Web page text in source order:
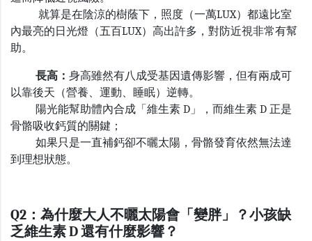
就算是在陰涼的樹蔭下，照度（一萬LUX）都遠比室
內最亮的日光燈（五百LUX）高出許多，對防近視非常有幫
助。
長高： 身高雖然有八成受基因遺傳影響，但有兩成可
以靠後天（營養、運動、睡眠）逆轉。
陽光能幫助體內合成「維生素 D 」，而維生素 D 正是
骨骼吸收鈣質的關鍵；
如果只是一直補鈣卻不曬太陽，骨骼發育依然無法達
到理想狀態。
Q2：為什麼大人不曬太陽會「變胖」？小孩缺
乏維生素D還有什麼影響？